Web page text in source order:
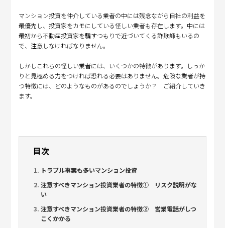
マンション投資を仲介している業者の中には残念ながら自社の利益を
最優先し、投資家をカモにしている怪しい業者も存在します。中には
最初から不動産投資家を騙すつもりで近づいてくる詐欺師もいるの
で、注意しなければなりません。
しかしこれらの怪しい業者には、いくつかの特徴があります。しっか
りと見極める力をつければ恐れる必要はありません。危険な業者が持
つ特徴には、どのようなものがあるのでしょうか？ ご紹介していき
ます。
目次
トラブル事案も多いマンション投資
注意すべきマンション投資業者の特徴① リスク説明がな
い
注意すべきマンション投資業者の特徴② 営業電話がしつ
こくかかる